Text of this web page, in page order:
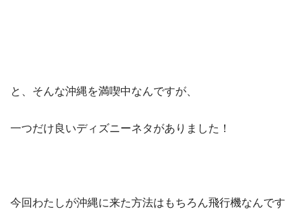
と、そんな沖縄を満喫中なんですが、
一つだけ良いディズニーネタがありました！
今回わたしが沖縄に来た方法はもちろん飛行機なんです